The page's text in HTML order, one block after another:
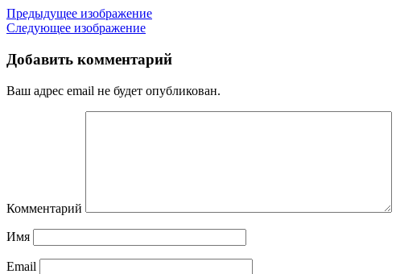
Предыдущее изображение
Следующее изображение
Добавить комментарий
Ваш адрес email не будет опубликован.
Комментарий
Имя
Email